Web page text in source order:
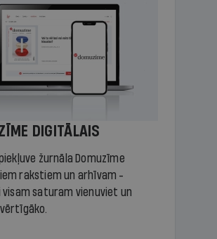
DIGITĀLAIS
žurnāla Domuzīme
rakstiem un arhīvam -
saturam vienuviet un